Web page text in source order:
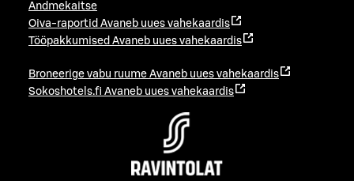
Andmekaitse
Oiva-raportid Avaneb uues vahekaardis
Tööpakkumised Avaneb uues vahekaardis
Broneerige vabu ruume Avaneb uues vahekaardis
Sokoshotels.fi Avaneb uues vahekaardis